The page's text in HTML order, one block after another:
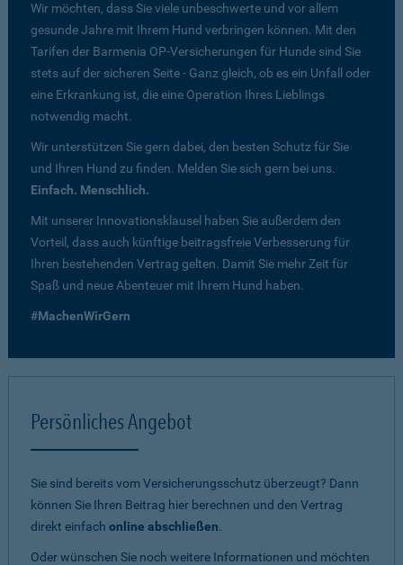
Wir möchten, dass Sie viele unbeschwerte und vor allem
gesunde Jahre mit Ihrem Hund verbringen können. Mit den
Tarifen der Barmenia OP-Versicherungen für Hunde sind Sie
stets auf der sicheren Seite - Ganz gleich, ob es ein Unfall oder
eine Erkrankung ist, die eine Operation Ihres Lieblings
notwendig macht.
Wir unterstützen Sie gern dabei, den besten Schutz für Sie
und Ihren Hund zu finden. Melden Sie sich gern bei uns.
Einfach. Menschlich.
Mit unserer Innovationsklausel haben Sie außerdem den
Vorteil, dass auch künftige beitragsfreie Verbesserung für
Ihren bestehenden Vertrag gelten. Damit Sie mehr Zeit für
Spaß und neue Abenteuer mit Ihrem Hund haben.
#MachenWirGern
Persönliches Angebot
Sie sind bereits vom Versicherungsschutz überzeugt? Dann
können Sie Ihren Beitrag hier berechnen und den Vertrag
direkt einfach online abschließen.
Oder wünschen Sie noch weitere Informationen und möchten